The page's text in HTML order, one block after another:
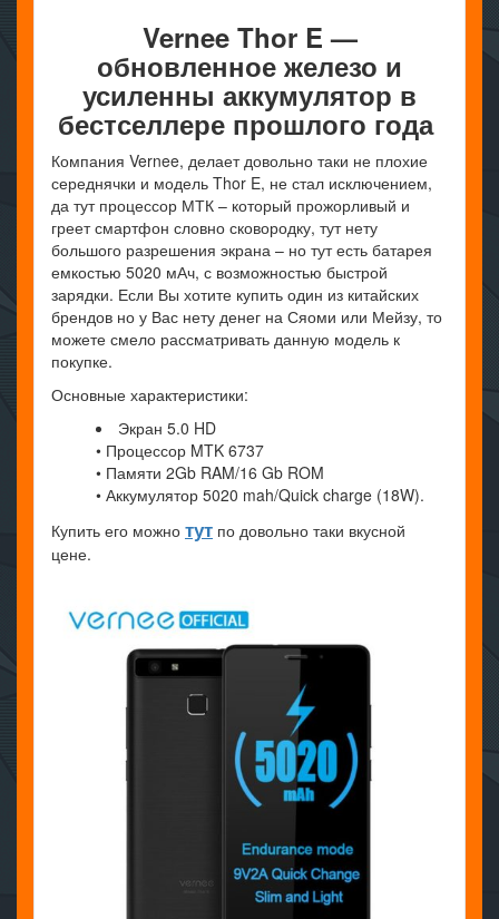
Vernee Thor E —
обновленное железо и
усиленны аккумулятор в
бестселлере прошлого года
Компания Vernee, делает довольно таки не плохие
середнячки и модель Thor E, не стал исключением,
да тут процессор МТК – который прожорливый и
греет смартфон словно сковородку, тут нету
большого разрешения экрана – но тут есть батарея
емкостью 5020 мАч, с возможностью быстрой
зарядки. Если Вы хотите купить один из китайских
брендов но у Вас нету денег на Сяоми или Мейзу, то
можете смело рассматривать данную модель к
покупке.
Основные характеристики:
Экран 5.0 HD
• Процессор MTK 6737
• Памяти 2Gb RAM/16 Gb ROM
• Аккумулятор 5020 mah/Quick charge (18W).
Купить его можно тут по довольно таки вкусной
цене.